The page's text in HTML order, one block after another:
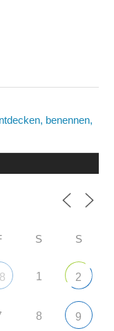
benennen,
S S
1 2
8 9